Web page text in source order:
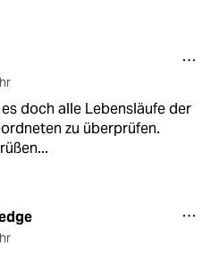
doch alle Lebensläufe der
zu überprüfen.